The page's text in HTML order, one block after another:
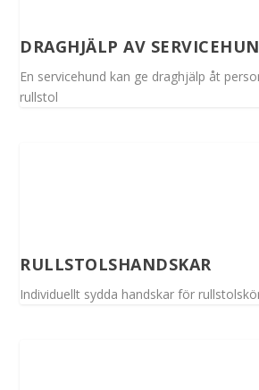
DRAGHJÄLP AV
En servicehund kan ge draghjälp åt
rullstol
RULLSTOLSHANDSKAR
Individuellt sydda handskar för